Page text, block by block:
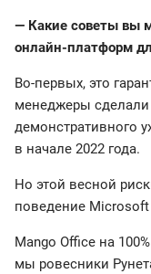
— Какие советы вы
онлайн-платформ
Во-первых, это
менеджеры
демонстративного
в начале 2022 года.
Но этой весной
поведение Microsoft
Mango Office на
мы ровесники